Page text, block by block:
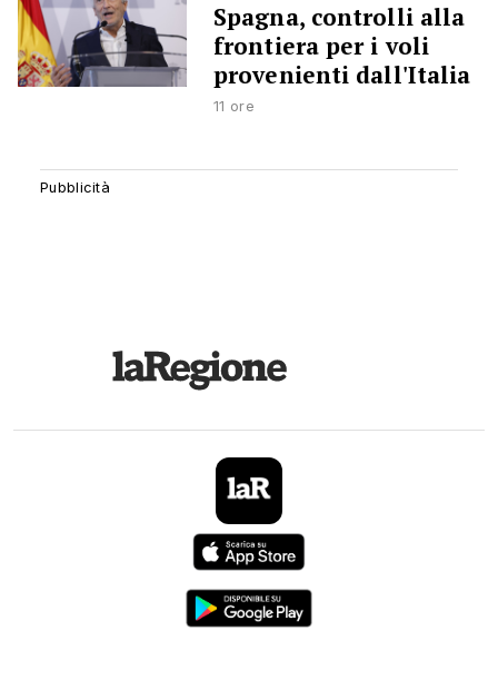
Spagna, controlli alla
frontiera per i voli
provenienti dall'Italia
11 ore